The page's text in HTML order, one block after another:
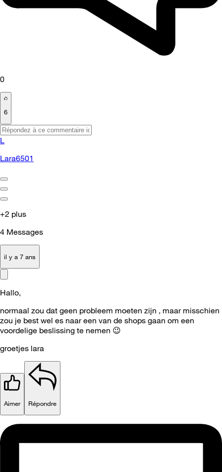
0
6
L
Lara6501
+2 plus
4 Messages
il y a 7 ans
Hallo,
normaal zou dat geen probleem moeten zijn , maar misschien
zou je best wel es naar een van de shops gaan om een
voordelige beslissing te nemen 😉
groetjes lara
Aimer Répondre